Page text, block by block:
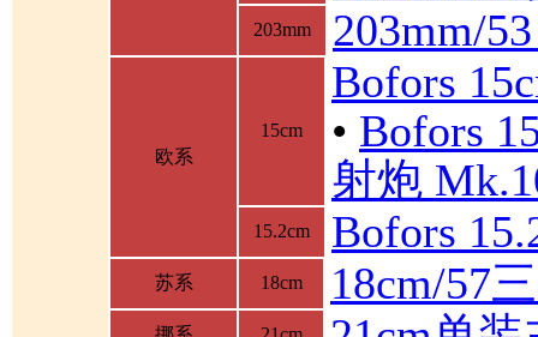
203mm 203mm/
欧系
15cm
Bofors
• Bofors
射炮
15.2cm Bofors
苏系 18cm 18cm/57